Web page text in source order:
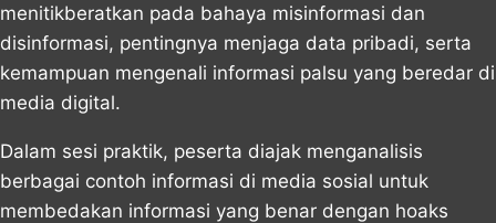
menitikberatkan pada bahaya misinformasi dan
disinformasi, pentingnya menjaga data pribadi, serta
kemampuan mengenali informasi palsu yang beredar di
media digital.
Dalam sesi praktik, peserta diajak menganalisis
berbagai contoh informasi di media sosial untuk
membedakan informasi yang benar dengan hoaks